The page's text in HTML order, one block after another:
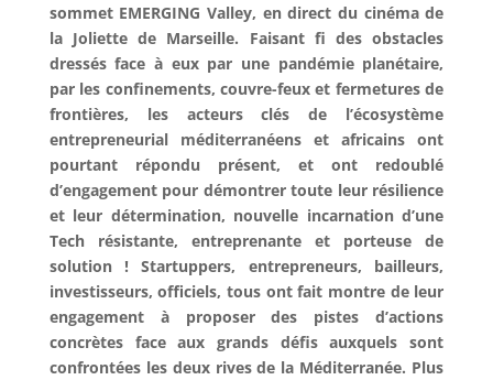
sommet EMERGING Valley, en direct du cinéma de
la Joliette de Marseille. Faisant fi des obstacles
dressés face à eux par une pandémie planétaire,
par les confinements, couvre-feux et fermetures de
frontières, les acteurs clés de l’écosystème
entrepreneurial méditerranéens et africains ont
pourtant répondu présent, et ont redoublé
d’engagement pour démontrer toute leur résilience
et leur détermination, nouvelle incarnation d’une
Tech résistante, entreprenante et porteuse de
solution ! Startuppers, entrepreneurs, bailleurs,
investisseurs, officiels, tous ont fait montre de leur
engagement à proposer des pistes d’actions
concrètes face aux grands défis auxquels sont
confrontées les deux rives de la Méditerranée. Plus